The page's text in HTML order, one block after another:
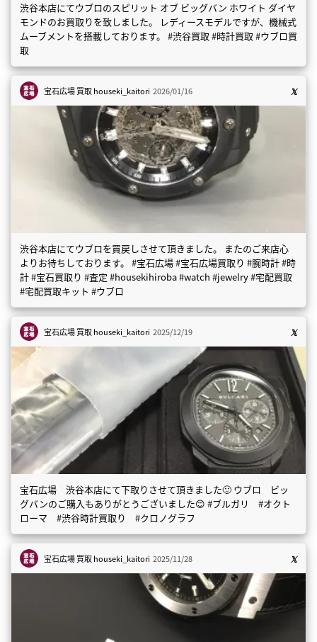
渋谷本店にてウブロのスピリット オブ ビッグバン ホワイト ダイヤ
モンドのお買取りを致しました。 レディースモデルですが、機械式
ムーブメントを搭載しております。 #渋谷買取 #時計買取 #ウブロ買
取
宝石広場 買取houseki_kaitori 2026/01/16
渋谷本店にてウブロを買戻しさせて頂きました。 またのご来店心
よりお待ちしております。 #宝石広場 #宝石広場買取り #腕時計 #時
計 #宝石買取り #査定 #housekihiroba #watch #jewelry #宅配買取
#宅配買取キット #ウブロ
宝石広場 買取houseki_kaitori 2025/12/19
宝石広場 渋谷本店にて下取りさせて頂きました🙂 ウブロ ビッ
グバンのご購入もありがとうございました😊 #ブルガリ #オクト
ローマ #渋谷時計買取り #クロノグラフ
宝石広場 買取houseki_kaitori 2025/11/28